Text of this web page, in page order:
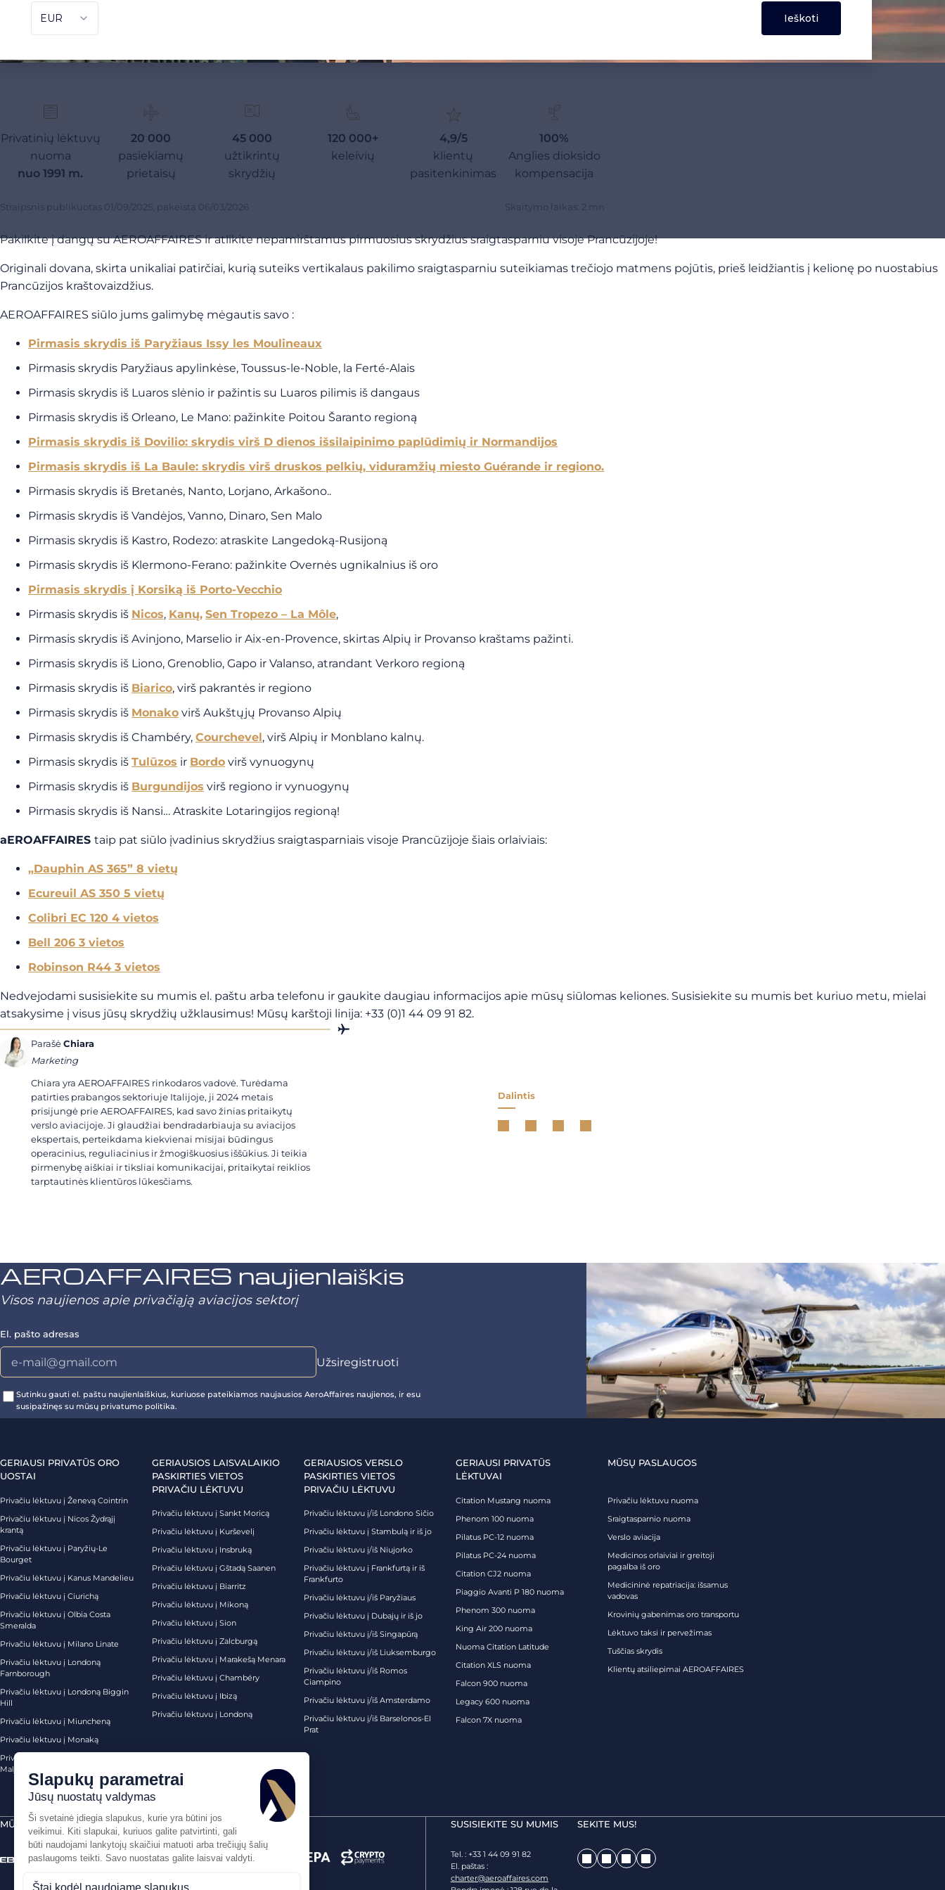
Privatinių lėktuvų
nuoma
nuo 1991 m.
20 000
pasiekiamų
prietaisų
45 000
užtikrintų
skrydžių
120 000+
keleivių
4,9/5
klientų
pasitenkinimas
100%
Anglies dioksido
kompensacija
Straipsnis publikuotas 01/09/2025 , pakeista 06/03/2026 Skaitymo laikas: 2 mn
Pakilkite į dangų su AEROAFFAIRES ir atlikite nepamirštamus pirmuosius skrydžius sraigtasparniu visoje Prancūzijoje!
Originali dovana, skirta unikaliai patirčiai, kurią suteiks vertikalaus pakilimo sraigtasparniu suteikiamas trečiojo matmens pojūtis, prieš leidžiantis į kelionę po nuostabius
Prancūzijos kraštovaizdžius.
AEROAFFAIRES siūlo jums galimybę mėgautis savo :
Pirmasis skrydis iš Paryžiaus Issy les Moulineaux
Pirmasis skrydis Paryžiaus apylinkėse, Toussus-le-Noble, la Ferté-Alais
Pirmasis skrydis iš Luaros slėnio ir pažintis su Luaros pilimis iš dangaus
Pirmasis skrydis iš Orleano, Le Mano: pažinkite Poitou Šaranto regioną
Pirmasis skrydis iš Dovilio: skrydis virš D dienos išsilaipinimo paplūdimių ir Normandijos
Pirmasis skrydis iš La Baule: skrydis virš druskos pelkių, viduramžių miesto Guérande ir regiono.
Pirmasis skrydis iš Bretanės, Nanto, Lorjano, Arkašono..
Pirmasis skrydis iš Vandėjos, Vanno, Dinaro, Sen Malo
Pirmasis skrydis iš Kastro, Rodezo: atraskite Langedoką-Rusijoną
Pirmasis skrydis iš Klermono-Ferano: pažinkite Overnės ugnikalnius iš oro
Pirmasis skrydis į Korsiką iš Porto-Vecchio
Pirmasis skrydis iš Nicos, Kanų, Sen Tropezo – La Môle,
Pirmasis skrydis iš Avinjono, Marselio ir Aix-en-Provence, skirtas Alpių ir Provanso kraštams pažinti.
Pirmasis skrydis iš Liono, Grenoblio, Gapo ir Valanso, atrandant Verkoro regioną
Pirmasis skrydis iš Biarico, virš pakrantės ir regiono
Pirmasis skrydis iš Monako virš Aukštųjų Provanso Alpių
Pirmasis skrydis iš Chambéry, Courchevel, virš Alpių ir Monblano kalnų.
Pirmasis skrydis iš Tulūzos ir Bordo virš vynuogynų
Pirmasis skrydis iš Burgundijos virš regiono ir vynuogynų
Pirmasis skrydis iš Nansi… Atraskite Lotaringijos regioną!
aEROAFFAIRES taip pat siūlo įvadinius skrydžius sraigtasparniais visoje Prancūzijoje šiais orlaiviais:
„Dauphin AS 365” 8 vietų
Ecureuil AS 350 5 vietų
Colibri EC 120 4 vietos
Bell 206 3 vietos
Robinson R44 3 vietos
Nedvejodami susisiekite su mumis el. paštu arba telefonu ir gaukite daugiau informacijos apie mūsų siūlomas keliones. Susisiekite su mumis bet kuriuo metu, mielai
atsakysime į visus jūsų skrydžių užklausimus! Mūsų karštoji linija: +33 (0)1 44 09 91 82.
ParašėChiara
Marketing
Chiara yra AEROAFFAIRES rinkodaros vadovė. Turėdama
patirties prabangos sektoriuje Italijoje, ji 2024 metais
prisijungė prie AEROAFFAIRES, kad savo žinias pritaikytų
verslo aviacijoje. Ji glaudžiai bendradarbiauja su aviacijos
ekspertais, perteikdama kiekvienai misijai būdingus
operacinius, reguliacinius ir žmogiškuosius iššūkius. Ji teikia
pirmenybę aiškiai ir tiksliai komunikacijai, pritaikytai reiklios
tarptautinės klientūros lūkesčiams.
Dalintis
AEROAFFAIRES naujienlaiškis
Visos naujienos apie privačiąją aviacijos sektorį
El. pašto adresas
Sutinku gauti el. paštu naujienlaiškius, kuriuose pateikiamos naujausios AeroAffaires naujienos, ir esu
susipažinęs su mūsų privatumo politika.
GERIAUSI PRIVATŪS ORO
UOSTAI
Privačiu lėktuvu į Ženevą Cointrin
Privačiu lėktuvu į Nicos Žydrąjį
krantą
Privačiu lėktuvu į Paryžių-Le
Bourget
Privačiu lėktuvu į Kanus Mandelieu
Privačiu lėktuvu į Ciurichą
Privačiu lėktuvu į Olbia Costa
Smeralda
Privačiu lėktuvu į Milano Linate
Privačiu lėktuvu į Londoną
Farnborough
Privačiu lėktuvu į Londoną Biggin
Hill
Privačiu lėktuvu į Miuncheną
Privačiu lėktuvu į Monaką
Privačiu lėktuvu į Palma de
Maljorką
GERIAUSIOS LAISVALAIKIO
PASKIRTIES VIETOS
PRIVAČIU LĖKTUVU
Privačiu lėktuvu į Sankt Moricą
Privačiu lėktuvu į Kurševelį
Privačiu lėktuvu į Insbruką
Privačiu lėktuvu į Gštadą Saanen
Privačiu lėktuvu į Biarritz
Privačiu lėktuvu į Mikoną
Privačiu lėktuvu į Sion
Privačiu lėktuvu į Zalcburgą
Privačiu lėktuvu į Marakešą Menara
Privačiu lėktuvu į Chambéry
Privačiu lėktuvu į Ibizą
Privačiu lėktuvu į Londoną
GERIAUSIOS VERSLO
PASKIRTIES VIETOS
PRIVAČIU LĖKTUVU
Privačiu lėktuvu į/iš Londono Sičio
Privačiu lėktuvu į Stambulą ir iš jo
Privačiu lėktuvu į/iš Niujorko
Privačiu lėktuvu į Frankfurtą ir iš
Frankfurto
Privačiu lėktuvu į/iš Paryžiaus
Privačiu lėktuvu į Dubajų ir iš jo
Privačiu lėktuvu į/iš Singapūrą
Privačiu lėktuvu į/iš Liuksemburgo
Privačiu lėktuvu į/iš Romos
Ciampino
Privačiu lėktuvu į/iš Amsterdamo
Privačiu lėktuvu į/iš Barselonos-El
Prat
GERIAUSI PRIVATŪS
LĖKTUVAI
Citation Mustang nuoma
Phenom 100 nuoma
Pilatus PC-12 nuoma
Pilatus PC-24 nuoma
Citation CJ2 nuoma
Piaggio Avanti P 180 nuoma
Phenom 300 nuoma
King Air 200 nuoma
Nuoma Citation Latitude
Citation XLS nuoma
Falcon 900 nuoma
Legacy 600 nuoma
Falcon 7X nuoma
MŪSŲ PASLAUGOS
Privačiu lėktuvu nuoma
Sraigtasparnio nuoma
Verslo aviacija
Medicinos orlaiviai ir greitoji
pagalba iš oro
Medicininė repatriacija: išsamus
vadovas
Krovinių gabenimas oro transportu
Lėktuvo taksi ir pervežimas
Tuščias skrydis
Klientų atsiliepimai AEROAFFAIRES
MŪSŲ SERTIFIKATAI SAUGŪS MOKĖJIMAI PER SUSISIEKITE SU MUMIS
Tel. : +33 1 44 09 91 82
El. paštas :
charter@aeroaffaires.com
SEKITE MUS!